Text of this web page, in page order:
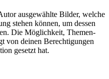
ausgewählte Bilder, welche
stehen können, um dessen
Die Möglichkeit, Themen-
von deinen Berechtigungen
gesetzt hat.